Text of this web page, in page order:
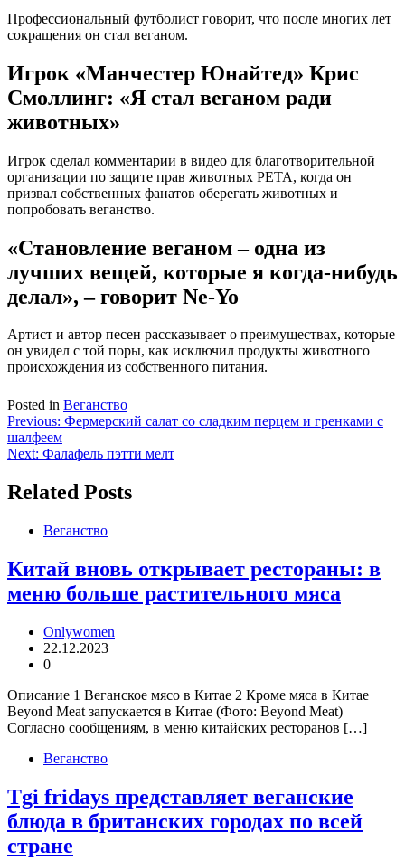
Профессиональный футболист говорит, что после многих лет
сокращения он стал веганом.
Игрок «Манчестер Юнайтед» Крис
Смоллинг: «Я стал веганом ради
животных»
Игрок сделал комментарии в видео для благотворительной
организации по защите прав животных PETA, когда он
призвал собственных фанатов оберегать животных и
попробовать веганство.
«Становление веганом – одна из
лучших вещей, которые я когда-нибудь
делал», – говорит Ne-Yo
Артист и автор песен рассказывает о преимуществах, которые
он увидел с той поры, как исключил продукты животного
происхождения из собственного питания.
Posted in Веганство
Навигация
по
Previous: Фермерский салат со сладким перцем и гренками с
шалфеем
Next: Фалафель пэтти мелт
Related Posts
Веганство
Китай вновь открывает рестораны: в
меню больше растительного мяса
Onlywomen
22.12.2023
0
Описание 1 Веганское мясо в Китае 2 Кроме мяса в Китае
Beyond Meat запускается в Китае (Фото: Beyond Meat)
Согласно сообщениям, в меню китайских ресторанов […]
Веганство
Tgi fridays представляет веганские
блюда в британских городах по всей
стране